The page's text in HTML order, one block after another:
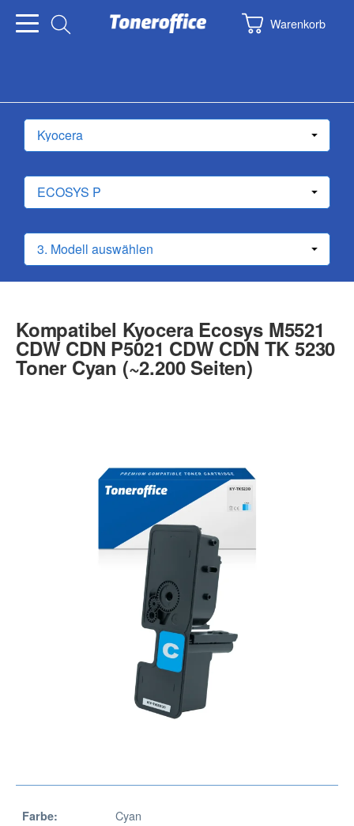
Warenkorb
Kompatibel Kyocera Ecosys M5521
CDW CDN P5021 CDW CDN TK 5230
Toner Cyan (~2.200 Seiten)
Farbe: Cyan